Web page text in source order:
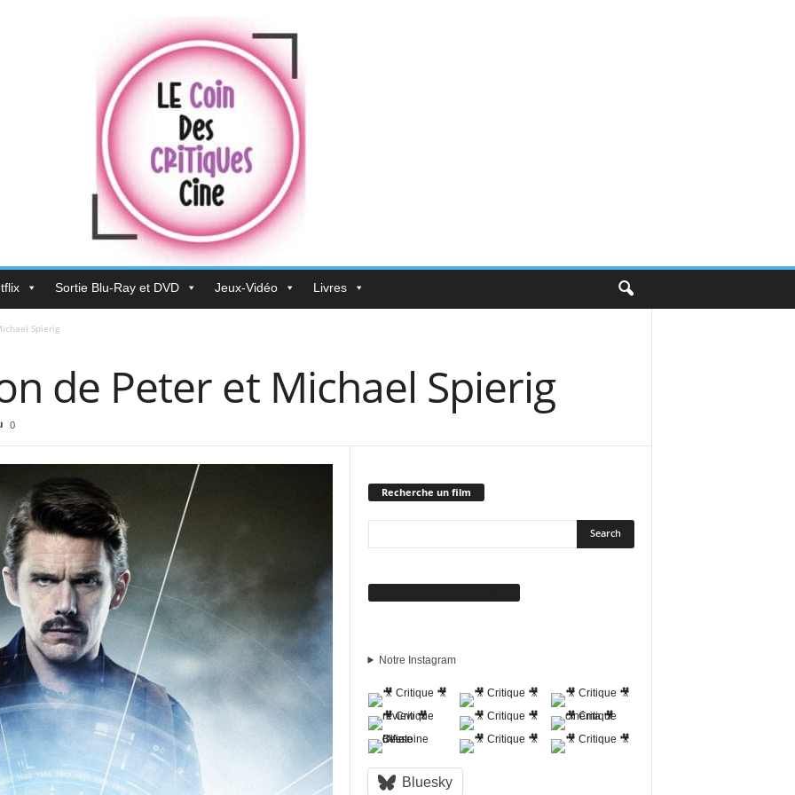
Sortie Blu-Ray et DVD Jeux-Vidéo Livres
Spierig
de Peter et Michael Spierig
0
Recherche un film
Notre Instagram
Bluesky